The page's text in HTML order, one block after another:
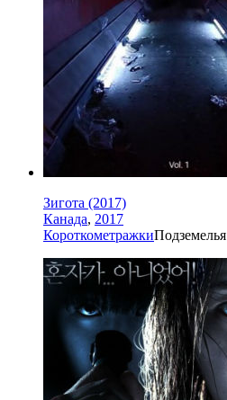
Зигота (2017)
Канада, 2017
КороткометражкиПодземелья